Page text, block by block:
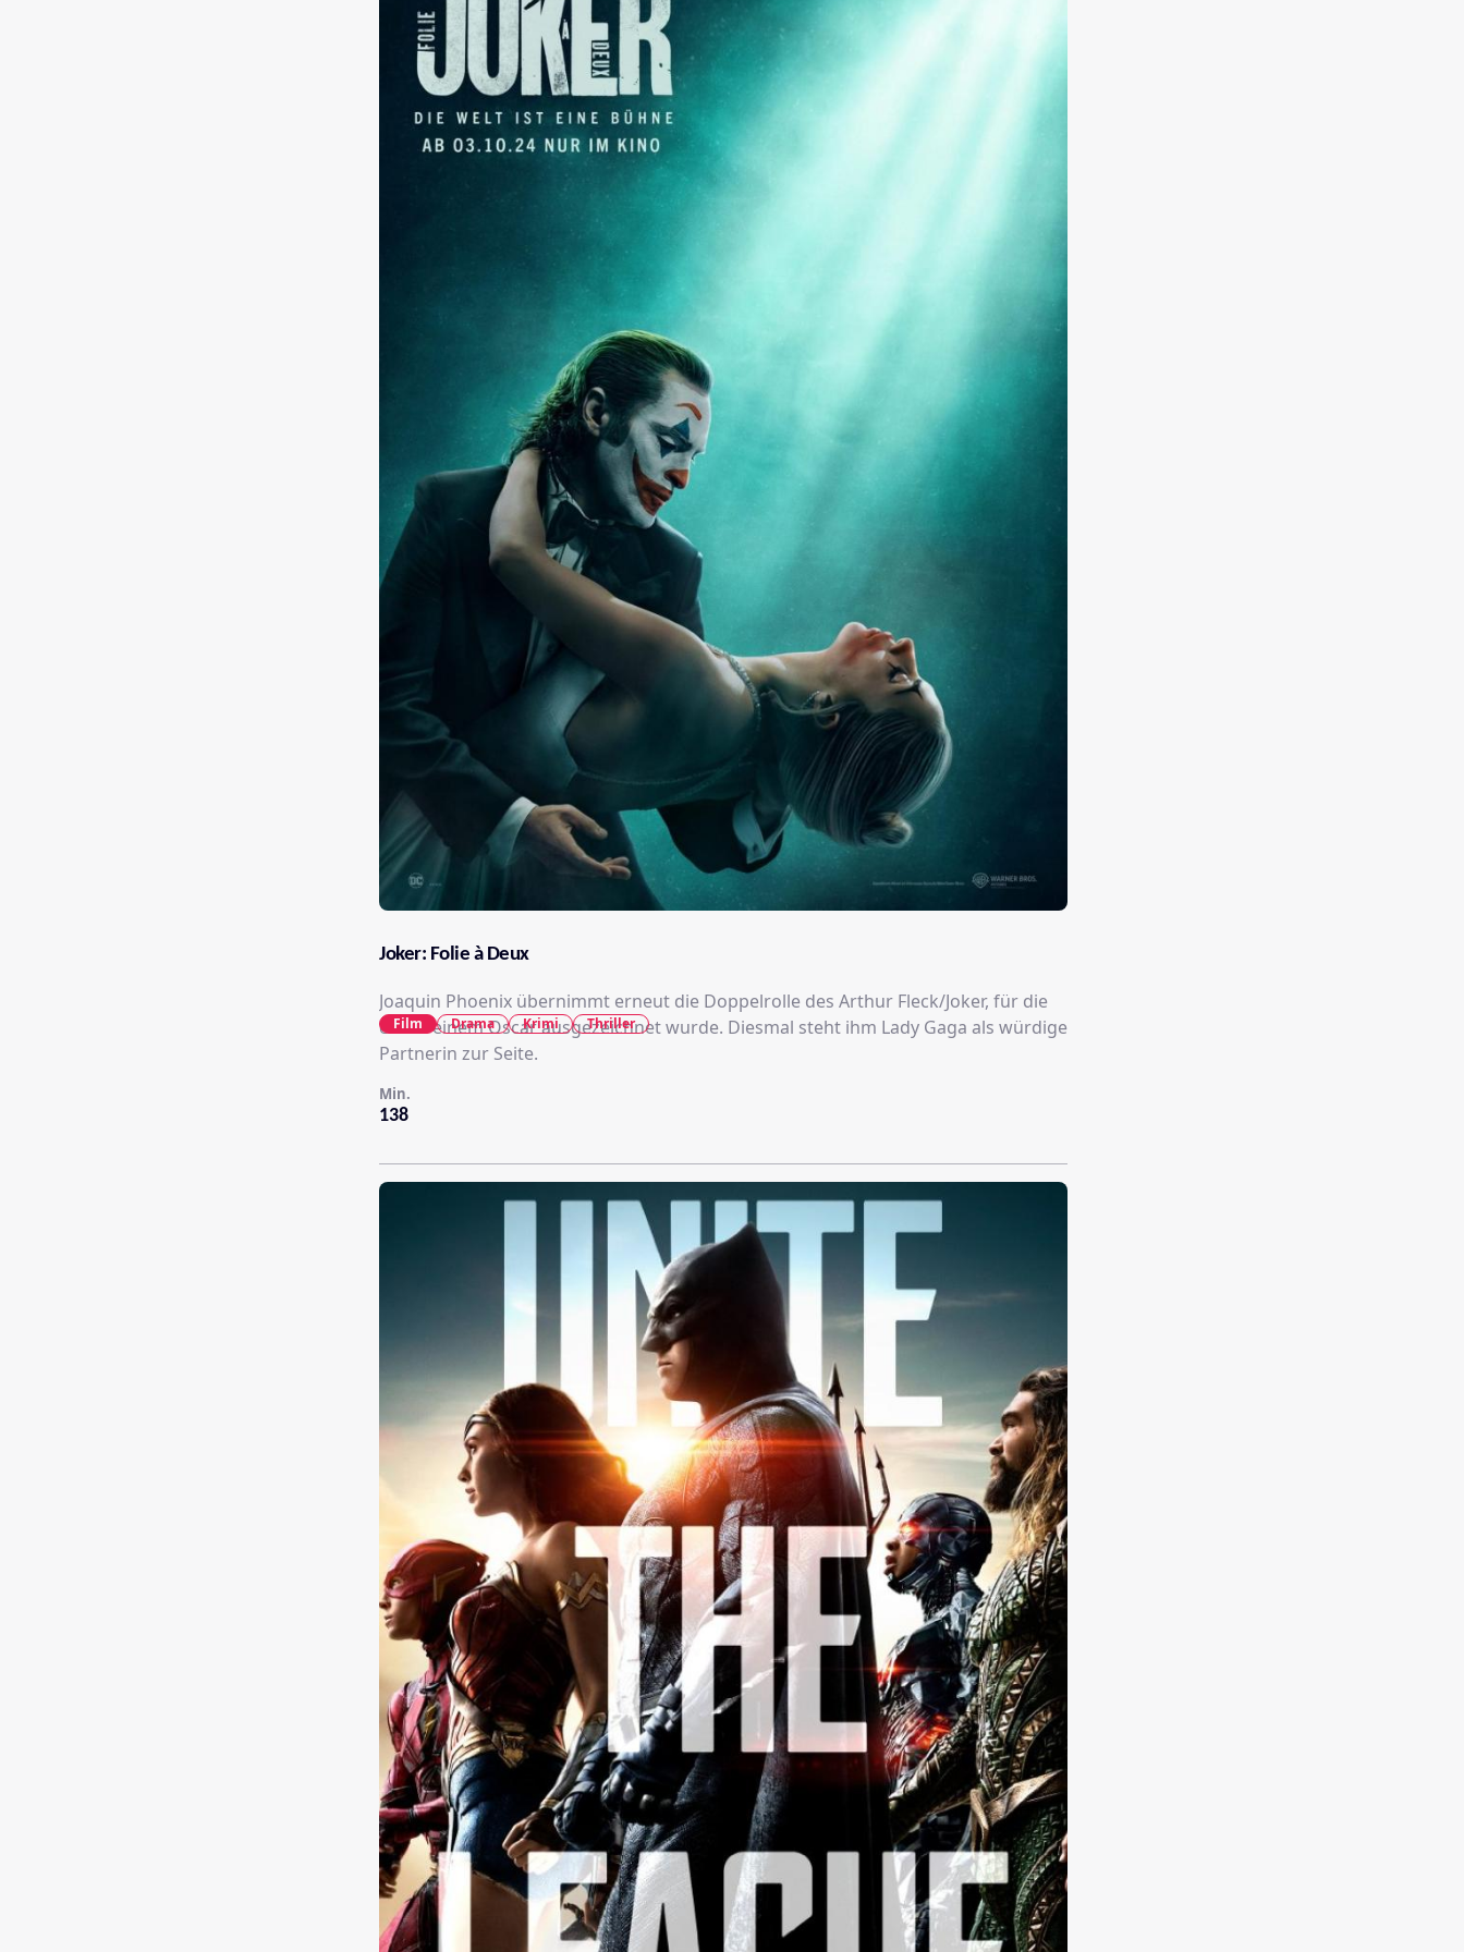
Joker: Folie à Deux
Joaquin Phoenix übernimmt erneut die Doppelrolle des Arthur Fleck/Joker, für die
er mit einem Oscar ausgezeichnet wurde. Diesmal steht ihm Lady Gaga als würdige
Partnerin zur Seite.
138
Min.
Film Drama Krimi Thriller